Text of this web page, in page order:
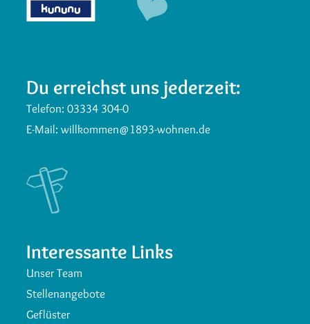
Du erreichst uns jederzeit:
Telefon:03334 304-0
E-Mail:willkommen@1893-wohnen.de
Interessante Links
Unser Team
Stellenangebote
Geflüster